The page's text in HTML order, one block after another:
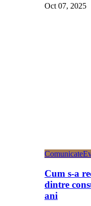
Oct 07, 2025
Comunicate
Cum s-a
dintre
ani